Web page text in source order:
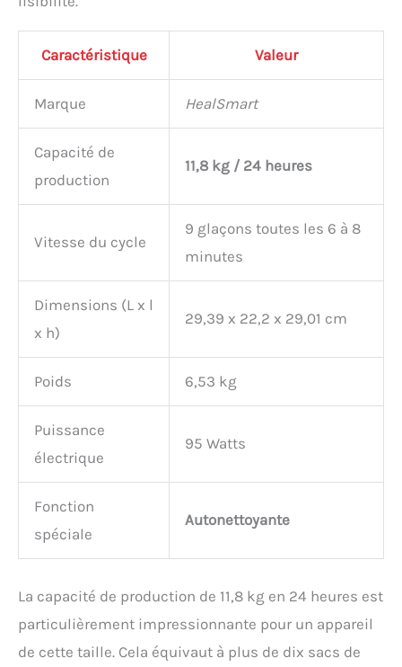
Caractéristique Valeur
Marque HealSmart
Capacité de
production
11,8 kg / 24 heures
Vitesse du cycle
9 glaçons toutes les 6 à 8
minutes
Dimensions (L x l
x h)
29,39 x 22,2 x 29,01 cm
Poids 6,53 kg
Puissance
électrique
95 Watts
Fonction
spéciale
Autonettoyante
La capacité de production de 11,8 kg en 24 heures est
particulièrement impressionnante pour un appareil
de cette taille. Cela équivaut à plus de dix sacs de